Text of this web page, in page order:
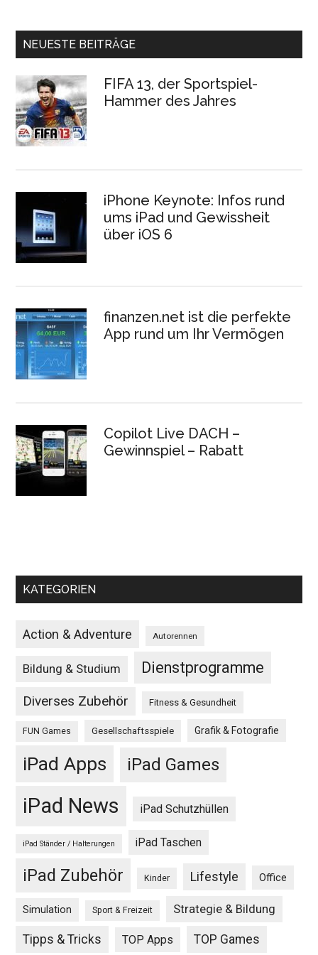
NEUESTE BEITRÄGE
FIFA 13, der Sportspiel-
Hammer des Jahres
iPhone Keynote: Infos rund
ums iPad und Gewissheit
über iOS 6
finanzen.net ist die perfekte
App rund um Ihr Vermögen
Copilot Live DACH –
Gewinnspiel – Rabatt
KATEGORIEN
Action & Adventure Autorennen
Bildung & Studium Dienstprogramme
Diverses Zubehör Fitness & Gesundheit
FUN Games Gesellschaftsspiele Grafik & Fotografie
iPad Apps iPad Games
iPad News iPad Schutzhüllen
iPad Ständer / Halterungen iPad Taschen
iPad Zubehör Kinder Lifestyle Office
Simulation Sport & Freizeit Strategie & Bildung
Tipps & Tricks TOP Apps TOP Games